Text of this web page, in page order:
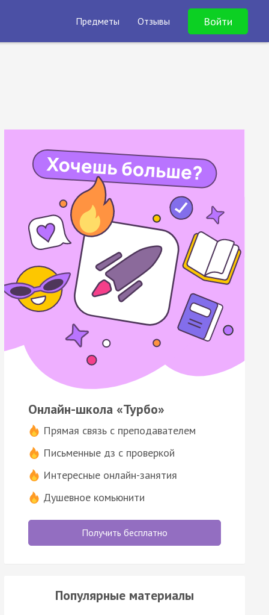
Предметы Отзывы Войти
Онлайн-школа «Турбо»
Прямая связь с преподавателем
Письменные дз с проверкой
Интересные онлайн-занятия
Душевное комьюнити
Получить бесплатно
Популярные материалы